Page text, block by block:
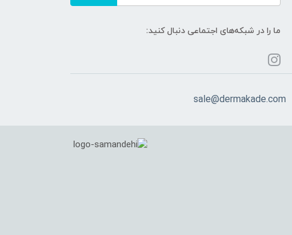
ما را در شبکه‌های اجتماعی دنبال کنید:
sale@dermakade.com